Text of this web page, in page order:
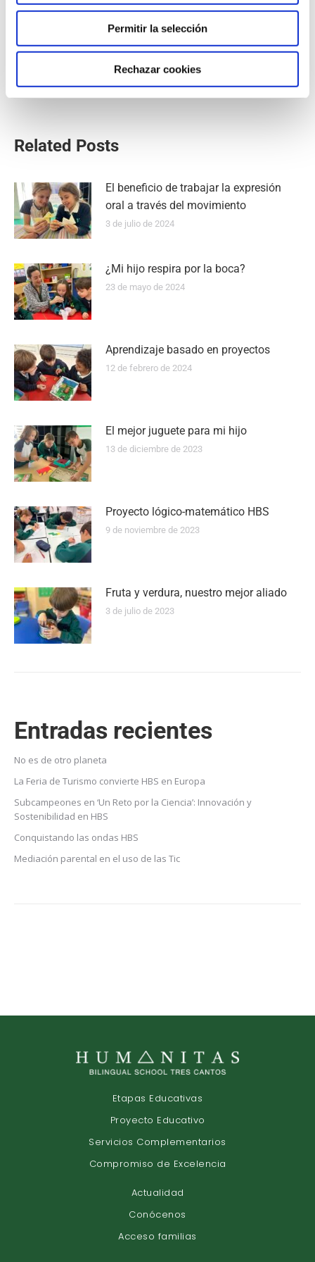
Permitir la selección
Rechazar cookies
Los laboratorios y los proyectos en Ciencias
SIGUIENTE
¡Al fin en Euroscola Estrasburgo!
Related Posts
El beneficio de trabajar la expresión
oral a través del movimiento
3 de julio de 2024
¿Mi hijo respira por la boca?
23 de mayo de 2024
Aprendizaje basado en proyectos
12 de febrero de 2024
El mejor juguete para mi hijo
13 de diciembre de 2023
Proyecto lógico-matemático HBS
9 de noviembre de 2023
Fruta y verdura, nuestro mejor aliado
3 de julio de 2023
Entradas recientes
No es de otro planeta
La Feria de Turismo convierte HBS en Europa
Subcampeones en ‘Un Reto por la Ciencia’: Innovación y
Sostenibilidad en HBS
Conquistando las ondas HBS
Mediación parental en el uso de las Tic
Etapas Educativas
Proyecto Educativo
Servicios Complementarios
Compromiso de Excelencia
Actualidad
Conócenos
Acceso familias